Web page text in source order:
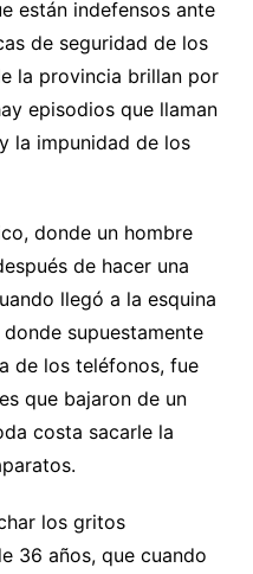
están indefensos ante
de seguridad de los
la provincia brillan por
episodios que llaman
la impunidad de los
donde un hombre
de hacer una
llegó a la esquina
supuestamente
de los teléfonos, fue
que bajaron de un
costa sacarle la
los gritos
36 años, que cuando